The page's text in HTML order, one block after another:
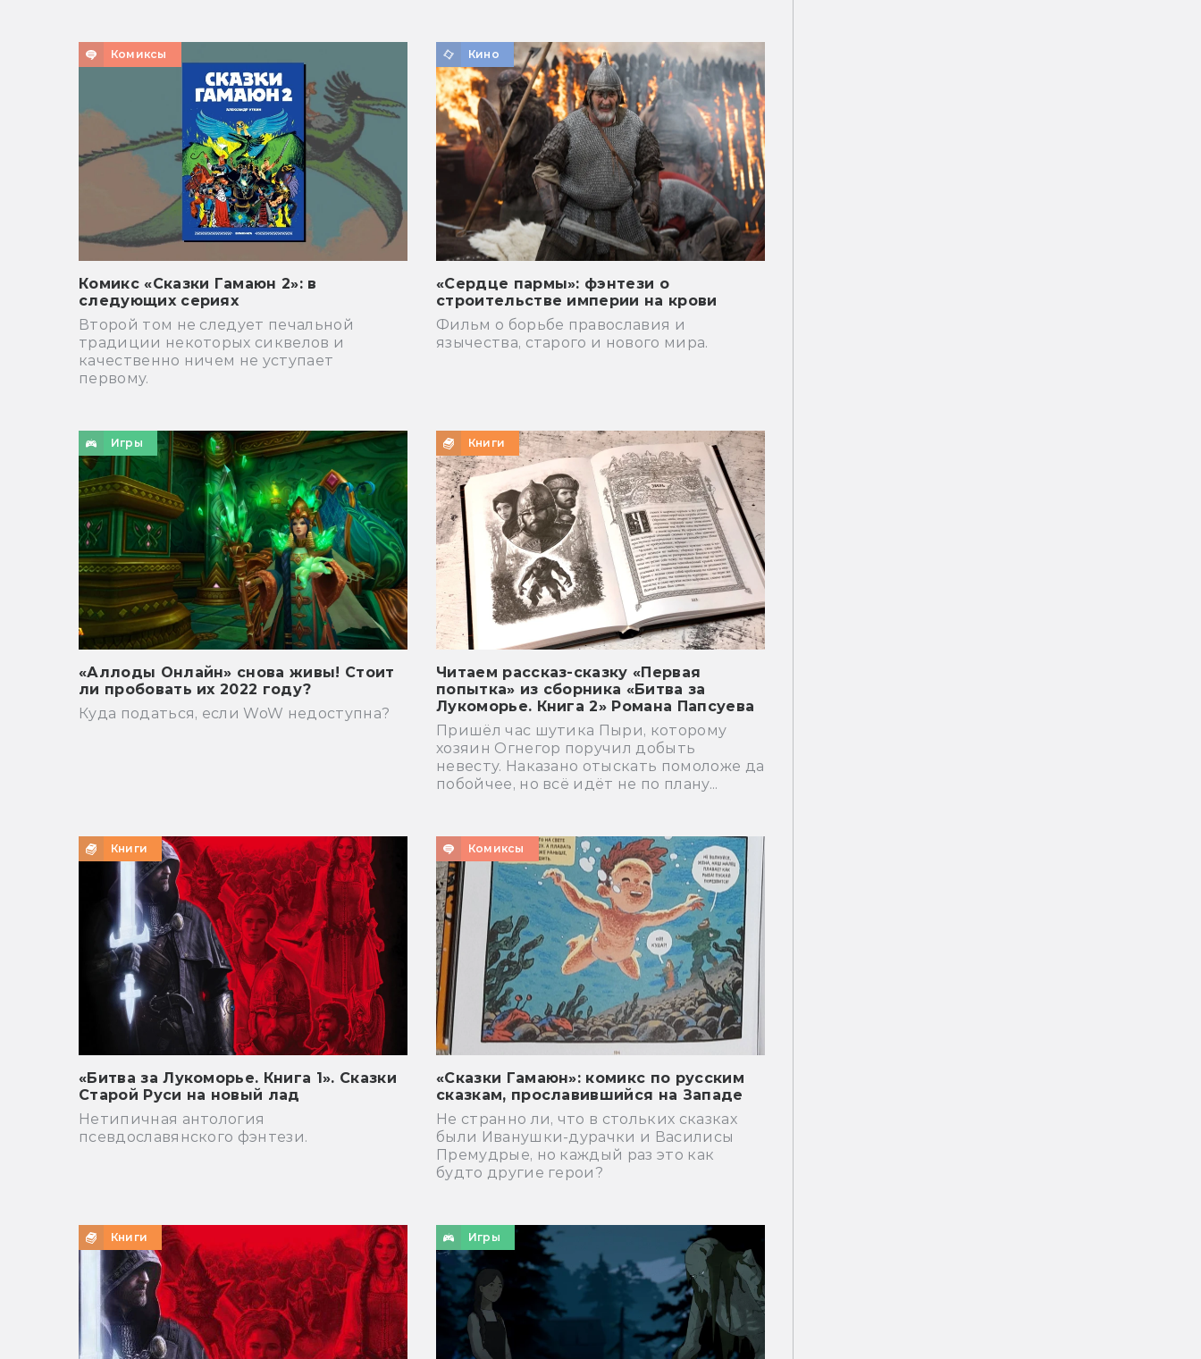
Комиксы
Комикс «Сказки Гамаюн 2»: в
следующих сериях
Второй том не следует печальной
традиции некоторых сиквелов и
качественно ничем не уступает
первому.
Кино
«Сердце пармы»: фэнтези о
строительстве империи на крови
Фильм о борьбе православия и
язычества, старого и нового мира.
Игры
«Аллоды Онлайн» снова живы! Стоит
ли пробовать их 2022 году?
Куда податься, если WoW недоступна?
Книги
Читаем рассказ-сказку «Первая
попытка» из сборника «Битва за
Лукоморье. Книга 2» Романа Папсуева
Пришёл час шутика Пыри, которому
хозяин Огнегор поручил добыть
невесту. Наказано отыскать помоложе да
побойчее, но всё идёт не по плану...
Книги
«Битва за Лукоморье. Книга 1». Сказки
Старой Руси на новый лад
Нетипичная антология
псевдославянского фэнтези.
Комиксы
«Сказки Гамаюн»: комикс по русским
сказкам, прославившийся на Западе
Не странно ли, что в стольких сказках
были Иванушки-дурачки и Василисы
Премудрые, но каждый раз это как
будто другие герои?
Книги Игры